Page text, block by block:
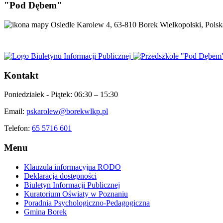
"Pod Dębem"
Osiedle Karolew 4, 63-810 Borek Wielkopolski,
Kontakt
Poniedziałek - Piątek: 06:30 – 15:30
Email: pskarolew@borekwlkp.pl
Telefon: 65 5716 601
Menu
Klauzula informacyjna RODO
Deklaracja dostępności
Biuletyn Informacji Publicznej
Kuratorium Oświaty w Poznaniu
Poradnia Psychologiczno-Pedagogiczna
Gmina Borek